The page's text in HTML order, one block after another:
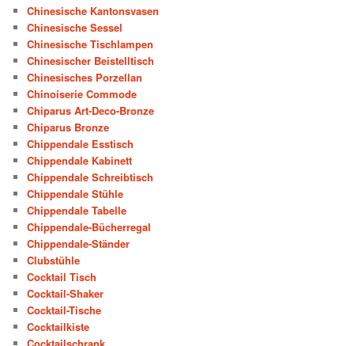
Chinesische Kantonsvasen
Chinesische Sessel
Chinesische Tischlampen
Chinesischer Beistelltisch
Chinesisches Porzellan
Chinoiserie Commode
Chiparus Art-Deco-Bronze
Chiparus Bronze
Chippendale Esstisch
Chippendale Kabinett
Chippendale Schreibtisch
Chippendale Stühle
Chippendale Tabelle
Chippendale-Bücherregal
Chippendale-Ständer
Clubstühle
Cocktail Tisch
Cocktail-Shaker
Cocktail-Tische
Cocktailkiste
Cocktailschrank